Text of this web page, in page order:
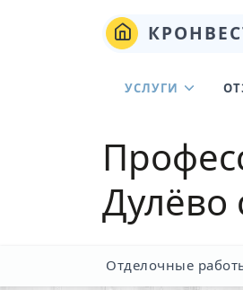
УСЛУГИ
Дулёво
Отделочные